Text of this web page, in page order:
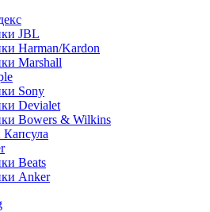
JBL
Harman/Kardon
Marshall
Sony
Devialet
Bowers & Wilkins
Beats
Anker